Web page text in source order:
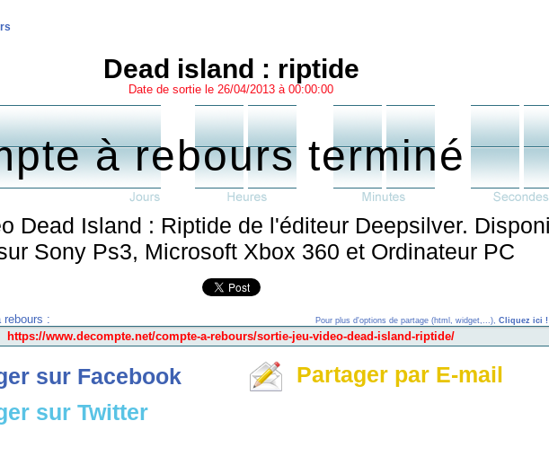
Dead island : riptide
Date de sortie le 26/04/2013 à 00:00:00
à rebours terminé
Dead Island : Riptide de l'éditeur Deepsilver.
Sony Ps3, Microsoft Xbox 360 et Ordinateur PC
rebours : Pour plus d'options de partage (html, widget,...), Cliquez ici !
sur Facebook
sur Twitter
Partager par E-mail